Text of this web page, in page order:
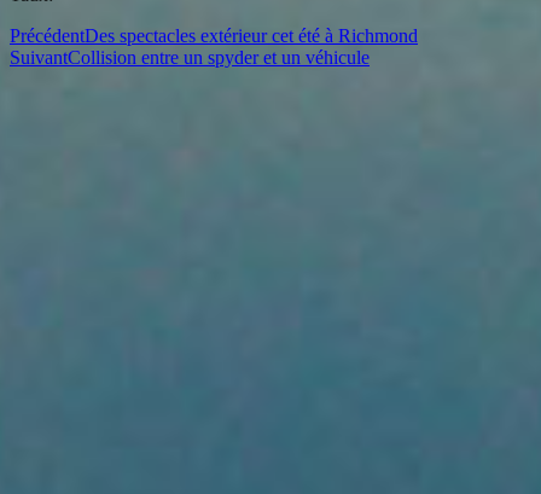
PrécédentDes spectacles extérieur cet été à Richmond
SuivantCollision entre un spyder et un véhicule